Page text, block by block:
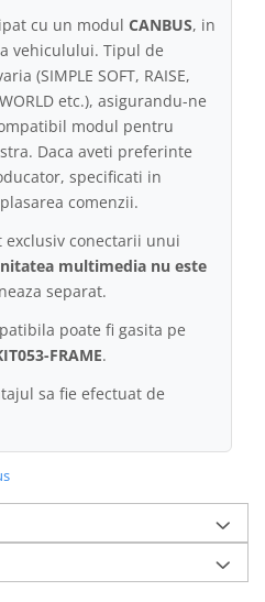
cu un modul CANBUS, in
vehiculului. Tipul de
(SIMPLE SOFT, RAISE,
etc.), asigurandu-ne
modul pentru
Daca aveti preferinte
specificati in
comenzii.
exclusiv conectarii unui
multimedia nu este
separat.
poate fi gasita pe
FRAME.
sa fie efectuat de